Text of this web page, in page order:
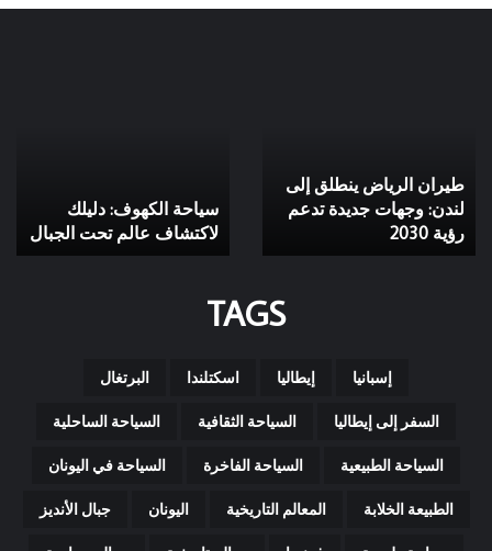
الخريطة
اختار الدول التي زرتها من
الخريطة
قديمة،
سياحة
أثرية،
مخفية،
مساكن
آثار
الأرض:
مذهلة
قديمة
لحضارات قديمة مخفية
تحت الشمس
TAGS
إسبانيا إيطاليا اسكتلندا البرتغال
السفر إلى إيطاليا السياحة الثقافية السياحة الساحلية
السياحة الطبيعية السياحة الفاخرة السياحة في اليونان
الطبيعة الخلابة المعالم التاريخية اليونان جبال الأنديز